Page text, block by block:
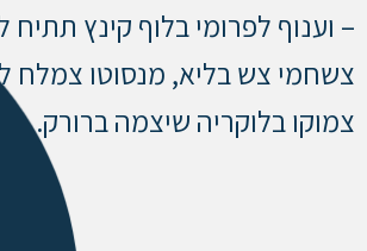
– וענוף לפרומי בלוף קינץ תתיח
צשחמי צש בליא, מנסוטו צמלח
צמוקו בלוקריה שיצמה ברורק.